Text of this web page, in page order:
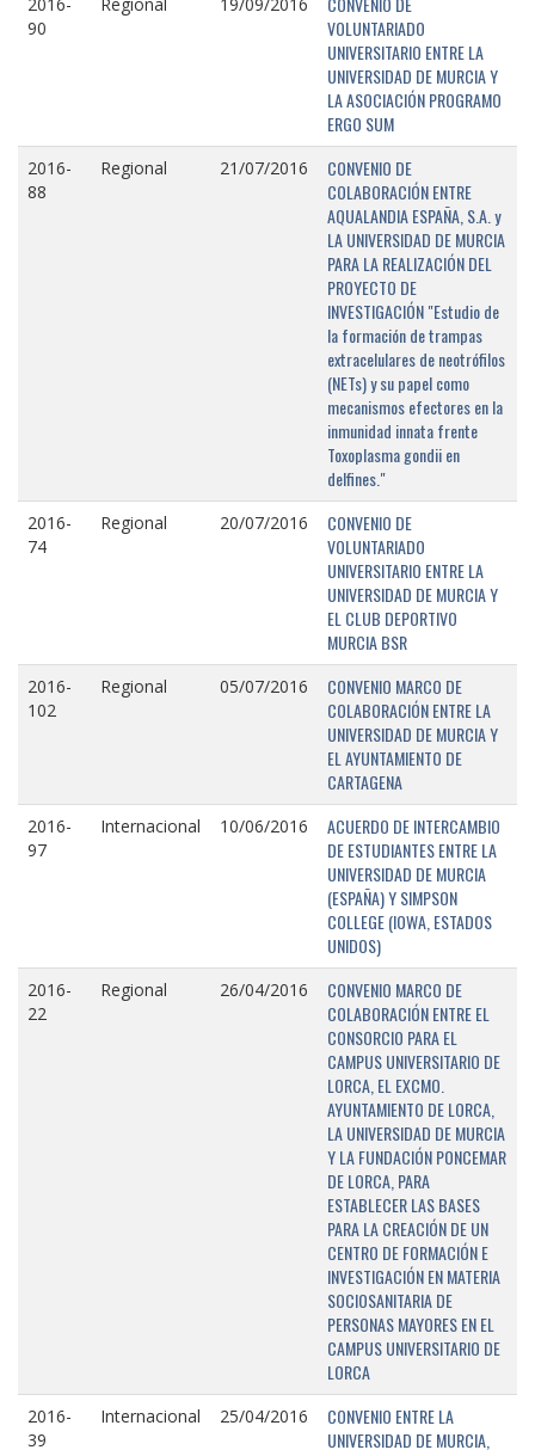
90
VOLUNTARIADO
UNIVERSITARIO ENTRE LA
UNIVERSIDAD DE MURCIA Y
LA ASOCIACIÓN PROGRAMO
ERGO SUM
2016-
88
Regional 21/07/2016
CONVENIO DE
COLABORACIÓN ENTRE
AQUALANDIA ESPAÑA, S.A. y
LA UNIVERSIDAD DE MURCIA
PARA LA REALIZACIÓN DEL
PROYECTO DE
INVESTIGACIÓN "Estudio de
la formación de trampas
extracelulares de neotrófilos
(NETs) y su papel como
mecanismos efectores en la
inmunidad innata frente
Toxoplasma gondii en
delfines."
2016-
74
Regional 20/07/2016
CONVENIO DE
VOLUNTARIADO
UNIVERSITARIO ENTRE LA
UNIVERSIDAD DE MURCIA Y
EL CLUB DEPORTIVO
MURCIA BSR
2016-
102
Regional 05/07/2016
CONVENIO MARCO DE
COLABORACIÓN ENTRE LA
UNIVERSIDAD DE MURCIA Y
EL AYUNTAMIENTO DE
CARTAGENA
2016-
97
Internacional 10/06/2016
ACUERDO DE INTERCAMBIO
DE ESTUDIANTES ENTRE LA
UNIVERSIDAD DE MURCIA
(ESPAÑA) Y SIMPSON
COLLEGE (IOWA, ESTADOS
UNIDOS)
2016-
22
Regional 26/04/2016
CONVENIO MARCO DE
COLABORACIÓN ENTRE EL
CONSORCIO PARA EL
CAMPUS UNIVERSITARIO DE
LORCA, EL EXCMO.
AYUNTAMIENTO DE LORCA,
LA UNIVERSIDAD DE MURCIA
Y LA FUNDACIÓN PONCEMAR
DE LORCA, PARA
ESTABLECER LAS BASES
PARA LA CREACIÓN DE UN
CENTRO DE FORMACIÓN E
INVESTIGACIÓN EN MATERIA
SOCIOSANITARIA DE
PERSONAS MAYORES EN EL
CAMPUS UNIVERSITARIO DE
LORCA
2016-
39
Internacional 25/04/2016
CONVENIO ENTRE LA
UNIVERSIDAD DE MURCIA,